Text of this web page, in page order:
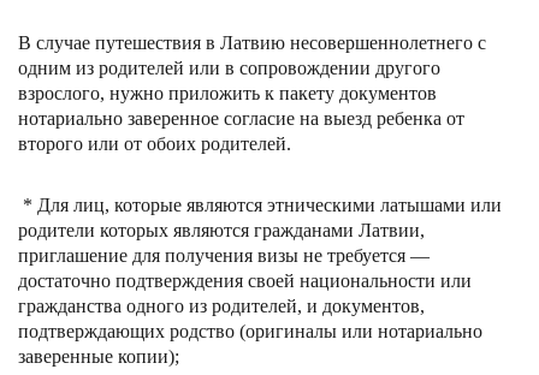
В случае путешествия в Латвию несовершеннолетнего с
одним из родителей или в сопровождении другого
взрослого, нужно приложить к пакету документов
нотариально заверенное согласие на выезд ребенка от
второго или от обоих родителей.
* Для лиц, которые являются этническими латышами или
родители которых являются гражданами Латвии,
приглашение для получения визы не требуется —
достаточно подтверждения своей национальности или
гражданства одного из родителей, и документов,
подтверждающих родство (оригиналы или нотариально
заверенные копии);